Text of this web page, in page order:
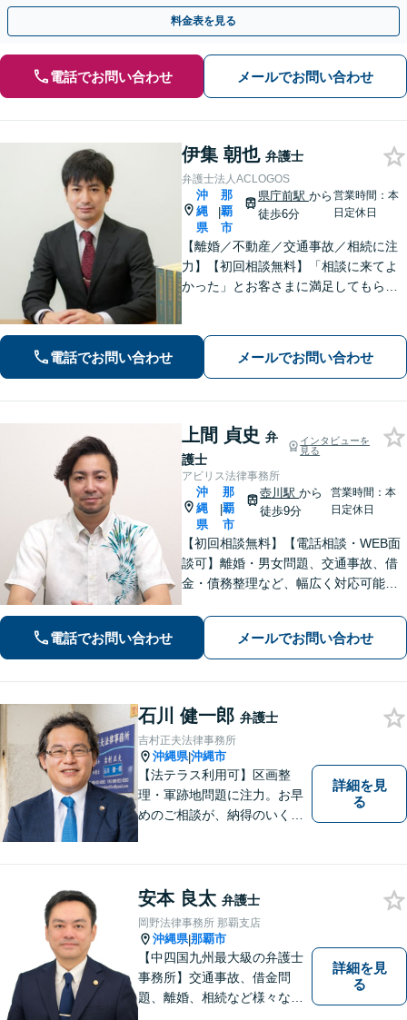
月100名以上の相談実績】【全国対応】
料金表を見る
電話でお問い合わせ メールでお問い合わせ
伊集 朝也 弁護士
弁護士法人ACLOGOS
沖
縄
県
|
那
覇
市
県庁前駅 から
徒歩6分
営業時間：本
日定休日
【離婚／不動産／交通事故／相続に注
力】【初回相談無料】「相談に来てよ
かった」とお客さまに満足してもらう
く、丁寧なヒアリングで皆様のお気持
ちに寄り添います。
電話でお問い合わせ メールでお問い合わせ
上間 貞史 弁
護士
インタビューを
見る
アビリス法律事務所
沖
縄
県
|
那
覇
市
壺川駅から
徒歩9分
営業時間：本
日定休日
【初回相談無料】【電話相談・WEB面
談可】離婚・男女問題、交通事故、借
金・債務整理など、幅広く対応可能で
談しやすい対応体制を整備していま
す。抱えているお悩みを解決いたしま
すので、お気軽にお問い合わせくださ
い。
電話でお問い合わせ メールでお問い合わせ
石川 健一郎 弁護士
吉村正夫法律事務所
沖縄県|沖縄市
【法テラス利用可】区画整
理・軍跡地問題に注力。お早
めのご相談が、納得のいく解
代理人として全力でサポート
します【分割払い可】【休日
夜間対応】【駐車場あり】
詳細を見
る
安本 良太 弁護士
岡野法律事務所 那覇支店
沖縄県|那覇市
【中四国九州最大級の弁護士
事務所】交通事故、借金問
題、離婚、相続など様々な問
詳細を見
る